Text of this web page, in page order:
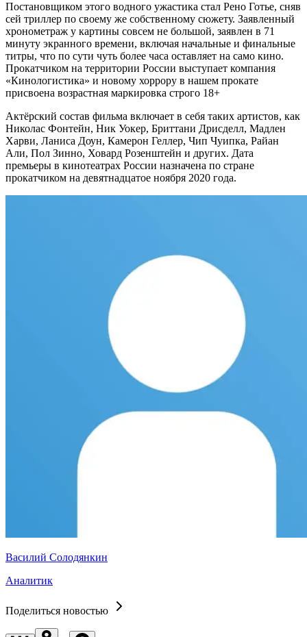
Постановщиком этого водного ужастика стал Рено Готье, сняв
сей триллер по своему же собственному сюжету. Заявленный
хронометраж у картины совсем не большой, заявлен в 71
минуту экранного времени, включая начальные и финальные
титры, что по сути чуть более часа оставляет на само кино.
Прокатчиком на территории России выступает компания
«Кинологистика» и новому хоррору в нашем прокате
присвоена возрастная маркировка строго 18+
Актёрский состав фильма включает в себя таких артистов, как
Николас Фонтейн, Ник Уокер, Бриттани Дрисделл, Мадлен
Харви, Ланиса Доун, Камерон Геллер, Чип Чуипка, Райан
Али, Пол Зинно, Ховард Розенштейн и других. Дата
премьеры в кинотеатрах России назначена по стране
прокатчиком на девятнадцатое ноября 2020 года.
Василий Солодянкин
Аналитик
Поделиться новостью